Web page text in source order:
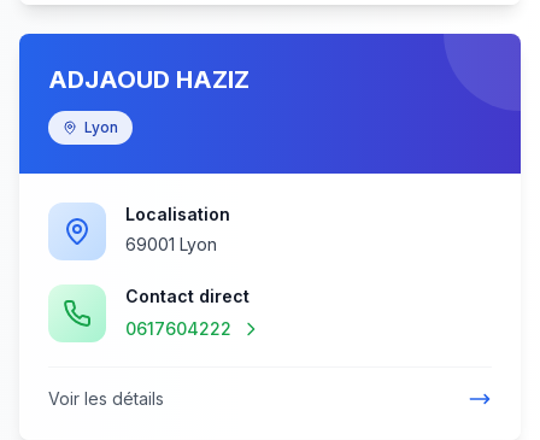
ADJAOUD HAZIZ
Lyon
Localisation
69001 Lyon
Contact direct
0617604222
Voir les détails